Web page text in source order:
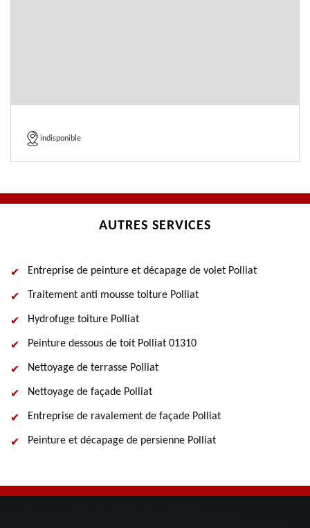
indisponible
AUTRES SERVICES
Entreprise de peinture et décapage de volet Polliat
Traitement anti mousse toiture Polliat
Hydrofuge toiture Polliat
Peinture dessous de toit Polliat 01310
Nettoyage de terrasse Polliat
Nettoyage de façade Polliat
Entreprise de ravalement de façade Polliat
Peinture et décapage de persienne Polliat